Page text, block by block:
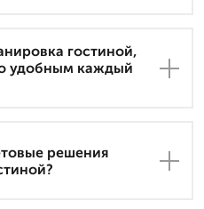
гостиной,
удобным каждый
решения